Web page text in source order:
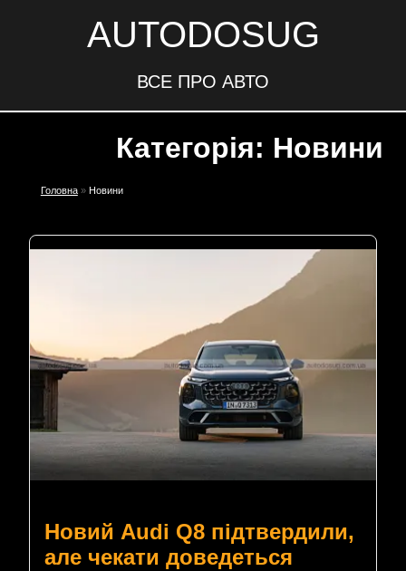
AUTODOSUG
ВСЕ ПРО АВТО
Категорія: Новини
Головна» Новини
Новий Audi Q8 підтвердили,
але чекати доведеться